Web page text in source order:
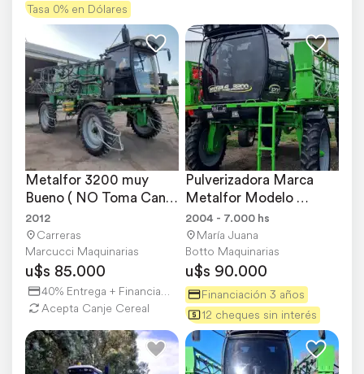
Tasa 0% en Dólares
Metalfor 3200 muy
Bueno ( NO Toma Canje
)2012
Carreras
Marcucci Maquinarias
u$s 85.000
40% Entrega + Financiación
Acepta Canje Cereal
Pulverizadora Marca
Metalfor Modelo
Multiple 3200
2004 - 7.000 hs
María Juana
Botto Maquinarias
u$s 90.000
Financiación 3 años
12 cheques sin interés